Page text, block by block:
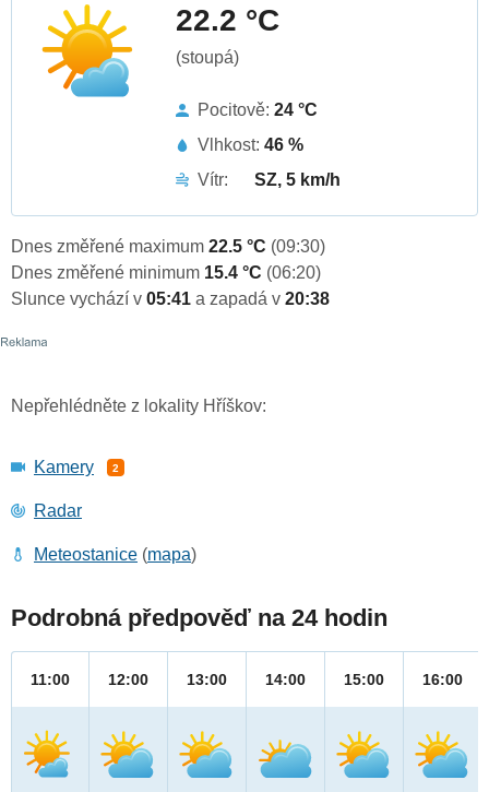
22.2 °C
(stoupá)
Pocitově: 24 °C
Vlhkost: 46 %
Vítr:
SZ, 5 km/h
Dnes změřené maximum 22.5 °C (09:30)
Dnes změřené minimum 15.4 °C (06:20)
Slunce vychází v 05:41 a zapadá v 20:38
Nepřehlédněte z lokality Hříškov:
Kamery 2
Radar
Meteostanice (mapa)
Podrobná předpověď na 24 hodin
11:00 12:00 13:00 14:00 15:00 16:00